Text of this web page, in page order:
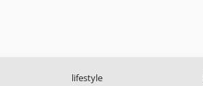
lifestyle